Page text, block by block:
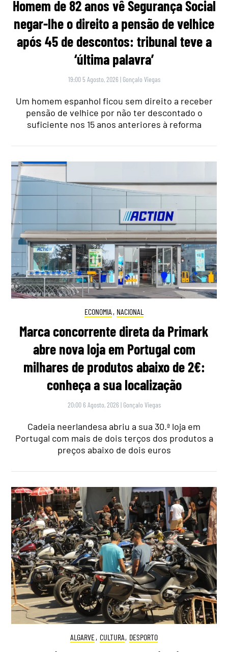
Homem de 82 anos vê Segurança Social
negar-lhe o direito a pensão de velhice
após 45 de descontos: tribunal teve a
‘última palavra’
19:00 5 Agosto, 2026 | Gonçalo Viegas
Um homem espanhol ficou sem direito a receber
pensão de velhice por não ter descontado o
suficiente nos 15 anos anteriores à reforma
ECONOMIA , NACIONAL
Marca concorrente direta da Primark
abre nova loja em Portugal com
milhares de produtos abaixo de 2€:
conheça a sua localização
20:00 6 Agosto, 2026 | Gonçalo Viegas
Cadeia neerlandesa abriu a sua 30.ª loja em
Portugal com mais de dois terços dos produtos a
preços abaixo de dois euros
ALGARVE, CULTURA, DESPORTO